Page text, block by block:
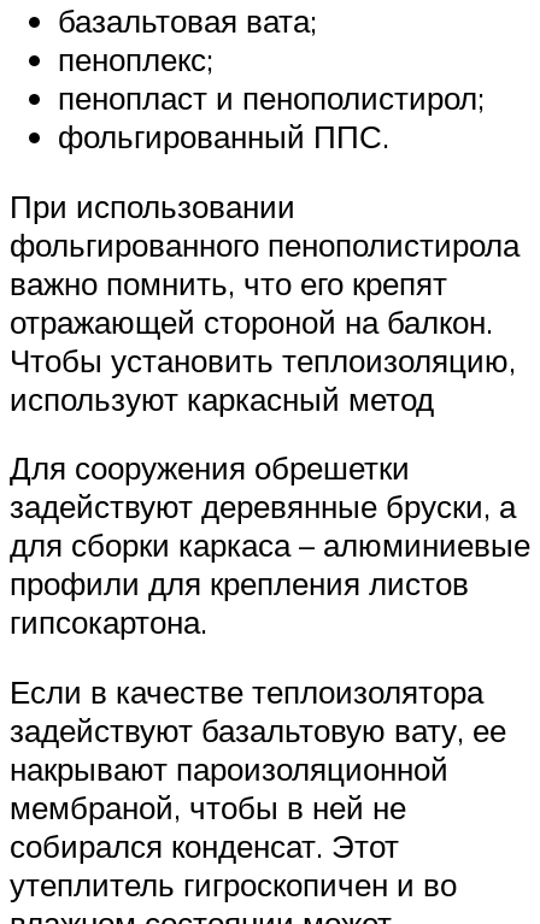
базальтовая вата;
пеноплекс;
пенопласт и пенополистирол;
фольгированный ППС.
При использовании
фольгированного пенополистирола
важно помнить, что его крепят
отражающей стороной на балкон.
Чтобы установить теплоизоляцию,
используют каркасный метод
Для сооружения обрешетки
задействуют деревянные бруски, а
для сборки каркаса – алюминиевые
профили для крепления листов
гипсокартона.
Если в качестве теплоизолятора
задействуют базальтовую вату, ее
накрывают пароизоляционной
мембраной, чтобы в ней не
собирался конденсат. Этот
утеплитель гигроскопичен и во